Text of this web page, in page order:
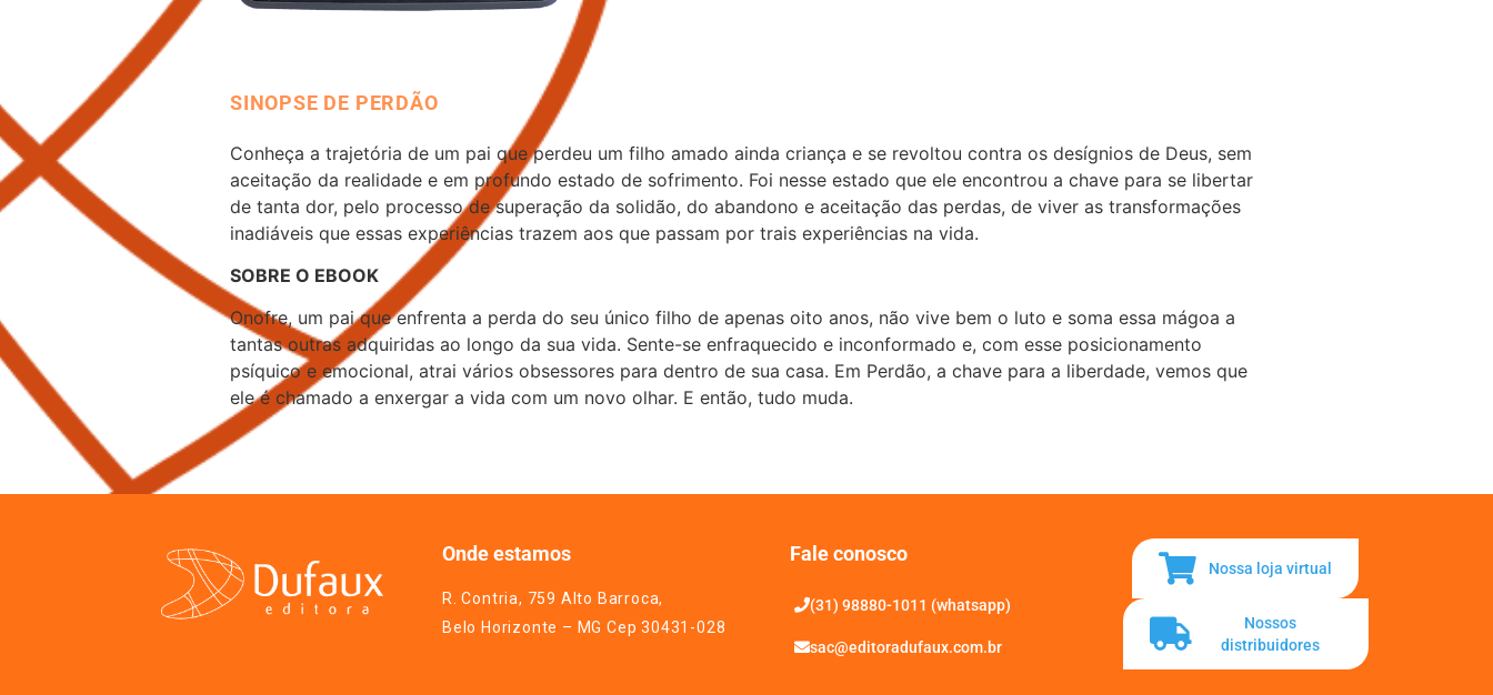
SINOPSE DE PERDÃO
Conheça a trajetória de um pai que perdeu um filho amado ainda criança e se revoltou contra os desígnios de Deus, sem
aceitação da realidade e em profundo estado de sofrimento. Foi nesse estado que ele encontrou a chave para se libertar
de tanta dor, pelo processo de superação da solidão, do abandono e aceitação das perdas, de viver as transformações
inadiáveis que essas experiências trazem aos que passam por trais experiências na vida.
SOBRE O EBOOK
Onofre, um pai que enfrenta a perda do seu único filho de apenas oito anos, não vive bem o luto e soma essa mágoa a
tantas outras adquiridas ao longo da sua vida. Sente-se enfraquecido e inconformado e, com esse posicionamento
psíquico e emocional, atrai vários obsessores para dentro de sua casa. Em Perdão, a chave para a liberdade, vemos que
ele é chamado a enxergar a vida com um novo olhar. E então, tudo muda.
Onde estamos
R. Contria, 759 Alto Barroca,
Belo Horizonte – MG Cep 30431-028
Fale conosco
(31) 98880-1011 (whatsapp)
sac@editoradufaux.com.br
Nossa loja virtual
Nossos
distribuidores